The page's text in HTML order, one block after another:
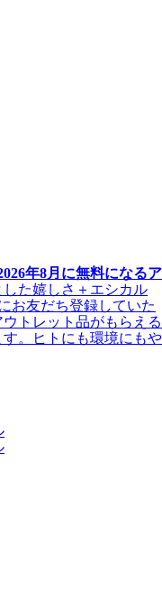
年8月に無料になるア
た嬉しさ＋エシカル
お友だち登録していた
トレット品がもらえる
。ヒトにも環境にもや